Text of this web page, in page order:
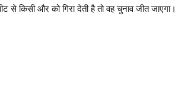
से किसी और को गिरा देती है तो वह चुनाव जीत जाएगा।